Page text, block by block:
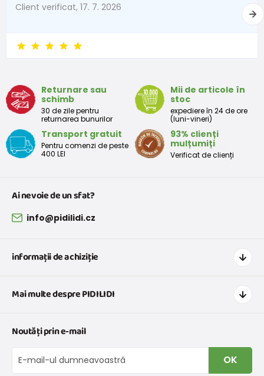
Client verificat, 17. 7. 2026
Returnare sau
schimb
30 de zile pentru
returnarea bunurilor
Mii de articole în
stoc
expediere în 24 de ore
(luni-vineri)
Transport gratuit
Pentru comenzi de peste
400 LEI
93% clienți
mulțumiți
Verificat de clienți
Ai nevoie de un sfat?
info@pidilidi.cz
informații de achiziție
Transport și plată
Retururi și reclamații
Schimb sau returnare gratuită
Procedura de reclamații
Mai multe despre PIDILIDI
Despre noi
Blog
Noutăți prin e-mail
OK